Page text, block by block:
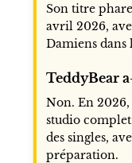
Son titre
avril 2026,
Damiens dans
TeddyBear
Non. En 2026,
studio
des singles,
préparation.